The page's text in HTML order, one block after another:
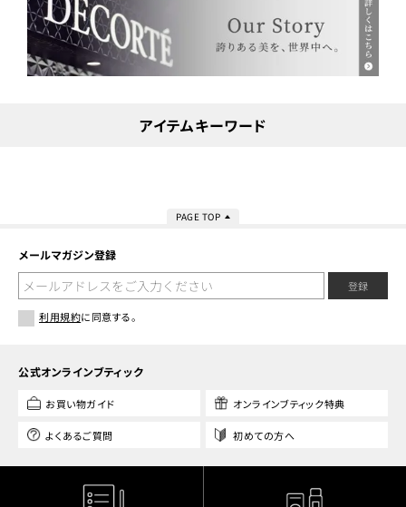
アイテムキーワード
PAGE TOP
メールマガジン登録
登録
利用規約に同意する。
公式オンラインブティック
お買い物ガイド オンラインブティック特典
よくあるご質問 初めての方へ